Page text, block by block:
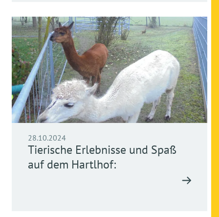
28.10.2024
Tierische Erlebnisse und Spaß
auf dem Hartlhof: